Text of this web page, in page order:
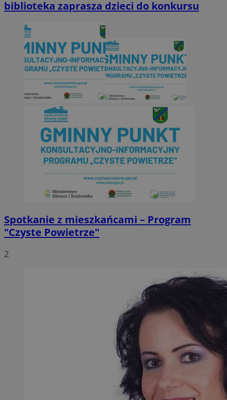
biblioteka zaprasza dzieci do konkursu
Spotkanie z mieszkańcami – Program
"Czyste Powietrze"
2